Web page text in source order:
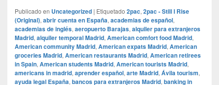
Publicado en Uncategorized | Etiquetado 2pac, 2pac - Still I Rise
(Original), abrir cuenta en España, academias de español,
academias de inglés, aeropuerto Barajas, alquiler para extranjeros
Madrid, alquiler temporal Madrid, American comfort food Madrid,
American community Madrid, American expats Madrid, American
groceries Madrid, American restaurants Madrid, American retirees
in Spain, American students Madrid, American tourists Madrid,
americans in madrid, aprender español, arte Madrid, Ávila tourism,
ayuda legal España, bancos para extranjeros Madrid, banking in